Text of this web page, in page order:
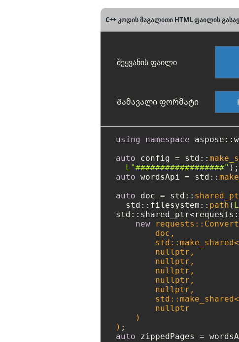
C++ კოდის მაგალითი HTML ფაილის
შეყვანის ფაილი
Გამავალი ფორმატი
using namespace
auto config = std::
L"##################"
auto wordsApi = std::
auto doc = std::
  std::filesystem::
path (
new
        doc,
nullptr ,
nullptr ,
nullptr ,
nullptr ,
nullptr ,
        std::make_shared<
nullptr
    )
)
auto zippedPages =